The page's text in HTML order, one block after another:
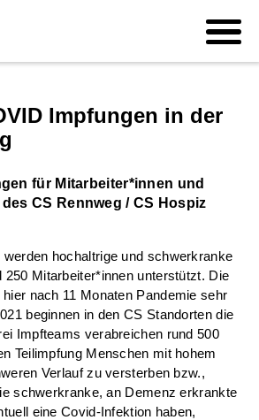
Impfungen in der
für Mitarbeiter*innen und
CS Rennweg / CS Hospiz
hochaltrige und schwerkranke
250 Mitarbeiter*innen unterstützt. Die
nach 11 Monaten Pandemie sehr
beginnen in den CS Standorten die
Impfteams verabreichen rund 500
Teilimpfung Menschen mit hohem
Verlauf zu versterben bzw.,
schwerkranke, an Demenz erkrankte
eine Covid-Infektion haben,